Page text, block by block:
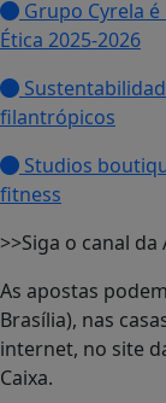
Grupo Cyrela
Ética 2025-2026
filantrópicos
Studios
fitness
>>Siga o canal
As apostas
Brasília), nas
internet, no site
Caixa.